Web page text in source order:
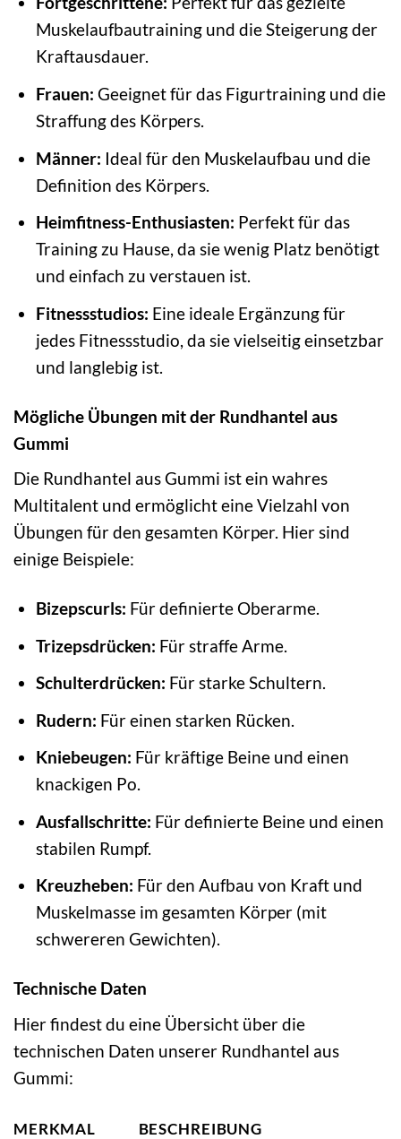
Muskelaufbautraining und die Steigerung der
Kraftausdauer.
Frauen: Geeignet für das Figurtraining und die
Straffung des Körpers.
Männer: Ideal für den Muskelaufbau und die
Definition des Körpers.
Heimfitness-Enthusiasten: Perfekt für das
Training zu Hause, da sie wenig Platz benötigt
und einfach zu verstauen ist.
Fitnessstudios: Eine ideale Ergänzung für
jedes Fitnessstudio, da sie vielseitig einsetzbar
und langlebig ist.
Mögliche Übungen mit der Rundhantel aus
Gummi
Die Rundhantel aus Gummi ist ein wahres
Multitalent und ermöglicht eine Vielzahl von
Übungen für den gesamten Körper. Hier sind
einige Beispiele:
Bizepscurls: Für definierte Oberarme.
Trizepsdrücken: Für straffe Arme.
Schulterdrücken: Für starke Schultern.
Rudern: Für einen starken Rücken.
Kniebeugen: Für kräftige Beine und einen
knackigen Po.
Ausfallschritte: Für definierte Beine und einen
stabilen Rumpf.
Kreuzheben: Für den Aufbau von Kraft und
Muskelmasse im gesamten Körper (mit
schwereren Gewichten).
Technische Daten
Hier findest du eine Übersicht über die
technischen Daten unserer Rundhantel aus
Gummi:
MERKMAL
BESCHREIBUNG